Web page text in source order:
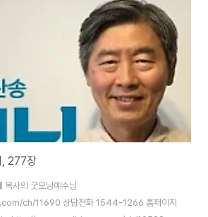
니까? 사실 육신의 아버지라면 방탕한 자식을 쉽
니다. 그러나 우리 주님은 멀리 떨어져 있는 자식을
, 277장
목사의 굿모닝예수님
ch/11690 상담전화 1544-1266 홈페이지